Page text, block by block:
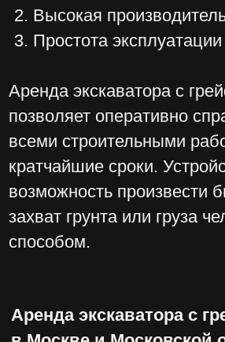
опытными квалифицированными
водителями-операторами;
Доступные цены;
Взятый в аренду экскаватор с
грейфером предоставляется в точно
клиентов, поэтому выполняем все
заказы безукоризненно.
В штате сотрудников только опытные
водители, которые в совершенстве
владеют техникой, что в свою очередь
Услугами компании могут
воспользоваться как физические, так и